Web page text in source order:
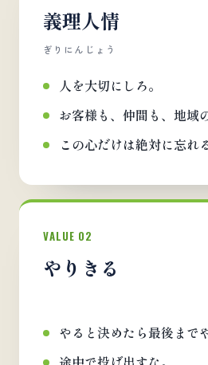
義理人情
ぎりにんじょう
人を大切にしろ。
お客様も、仲間も、地域
この心だけは絶対に忘れ
VALUE 02
やりきる
やると決めたら最後まで